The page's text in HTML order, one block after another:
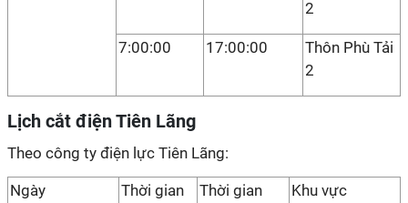
2
7:00:00 17:00:00
Thôn Phù Tải
2
Lịch cắt điện Tiên Lãng
Theo công ty điện lực Tiên Lãng:
Ngày
Thời gian
Thời gian
Khu vực